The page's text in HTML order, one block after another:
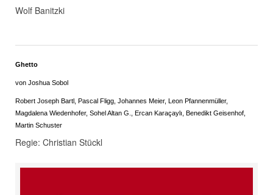
Wolf Banitzki
Ghetto
von Joshua Sobol
Robert Joseph Bartl, Pascal Fligg, Johannes Meier, Leon Pfannenmüller,
Magdalena Wiedenhofer, Sohel Altan G., Ercan Karaçaylı, Benedikt Geisenhof,
Martin Schuster
Regie: Christian Stückl